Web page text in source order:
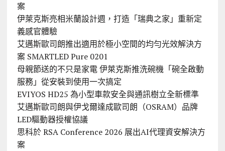
案
伊萊克斯亮相米蘭設計週，打造「瑞典之家」重新定
義感官體驗
艾邁斯歐司朗推出適用於極小空間的均勻光效解決方
案 SMARTLED Pure 0201
母親節送的不只是家電 伊萊克斯推洗碗機「碗全啟動
服務」從安裝到使用一次搞定
EVIYOS HD25 為小型車款安全與通訊樹立全新標準
艾邁斯歐司朗與伊戈爾達成歐司朗（OSRAM）品牌
LED驅動器授權協議
思科於 RSA Conference 2026 展出AI代理資安解決方
案